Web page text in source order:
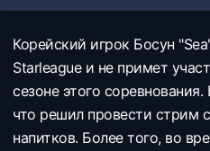
Корейский игрок Босун
Starleague и не примет
сезоне этого
что решил провести стрим
напитков. Более того, во